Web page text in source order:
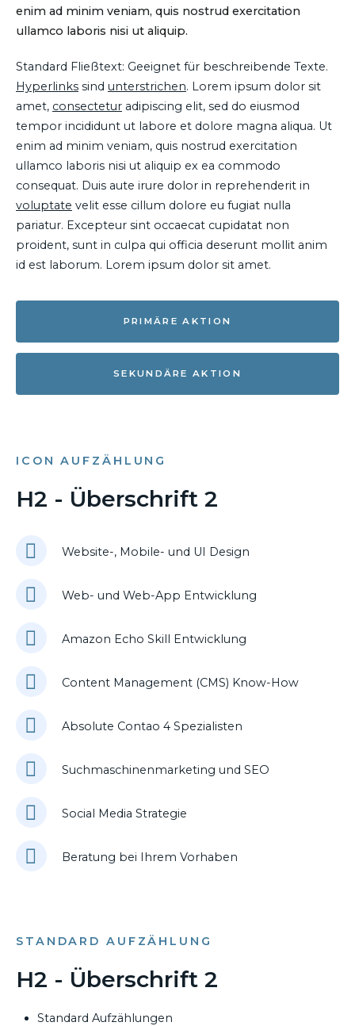
enim ad minim veniam, quis nostrud exercitation
ullamco laboris nisi ut aliquip.
Standard Fließtext: Geeignet für beschreibende Texte.
Hyperlinks sind unterstrichen. Lorem ipsum dolor sit
amet, consectetur adipiscing elit, sed do eiusmod
tempor incididunt ut labore et dolore magna aliqua. Ut
enim ad minim veniam, quis nostrud exercitation
ullamco laboris nisi ut aliquip ex ea commodo
consequat. Duis aute irure dolor in reprehenderit in
voluptate velit esse cillum dolore eu fugiat nulla
pariatur. Excepteur sint occaecat cupidatat non
proident, sunt in culpa qui officia deserunt mollit anim
id est laborum. Lorem ipsum dolor sit amet.
PRIMÄRE AKTION
SEKUNDÄRE AKTION
ICON AUFZÄHLUNG
H2 - Überschrift 2
Website-, Mobile- und UI Design
Web- und Web-App Entwicklung
Amazon Echo Skill Entwicklung
Content Management (CMS) Know-How
Absolute Contao 4 Spezialisten
Suchmaschinenmarketing und SEO
Social Media Strategie
Beratung bei Ihrem Vorhaben
STANDARD AUFZÄHLUNG
H2 - Überschrift 2
Standard Aufzählungen